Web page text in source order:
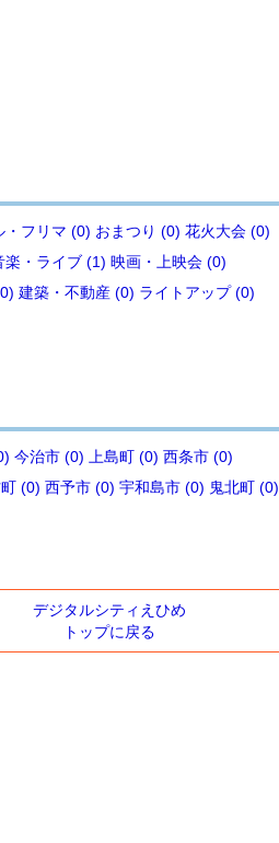
・フリマ (0) おまつり (0) 花火大会 (0)
楽・ライブ (1) 映画・上映会 (0)
建築・不動産 (0) ライトアップ (0)
今治市 (0) 上島町 (0) 西条市 (0)
(0) 西予市 (0) 宇和島市 (0) 鬼北町 (0)
デジタルシティえひめ
トップに戻る